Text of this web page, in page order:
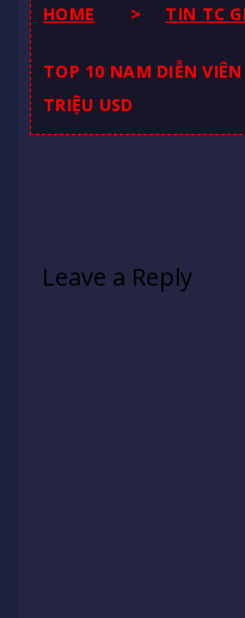
HOME > TIN TC
TOP 10 NAM DIỄN
TRIỆU USD
Leave a Reply